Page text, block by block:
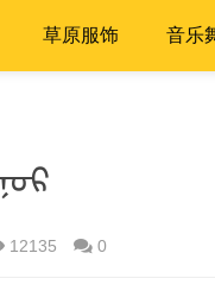
草原服饰 音乐
12135 0